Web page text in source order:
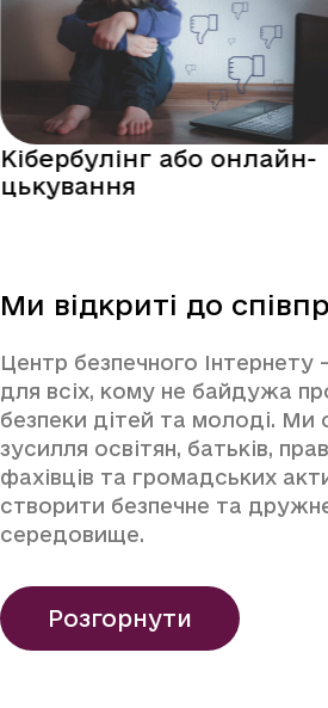
Кібербулінг або онлайн-
цькування
Ми відкриті до
Центр безпечного Інтернету
для всіх, кому не байдужа
безпеки дітей та молоді. Ми
зусилля освітян, батьків,
фахівців та громадських
створити безпечне та
середовище.
Розгорнути